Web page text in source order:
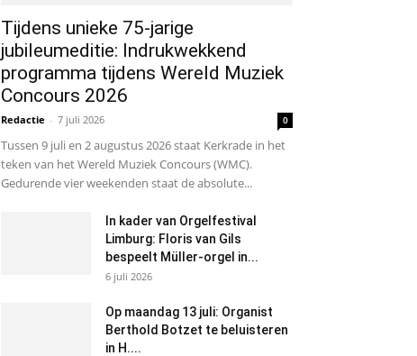
Tijdens unieke 75-jarige
jubileumeditie: Indrukwekkend
programma tijdens Wereld Muziek
Concours 2026
Redactie - 7 juli 2026 0
Tussen 9 juli en 2 augustus 2026 staat Kerkrade in het
teken van het Wereld Muziek Concours (WMC).
Gedurende vier weekenden staat de absolute...
In kader van Orgelfestival
Limburg: Floris van Gils
bespeelt Müller-orgel in...
6 juli 2026
Op maandag 13 juli: Organist
Berthold Botzet te beluisteren
in H....